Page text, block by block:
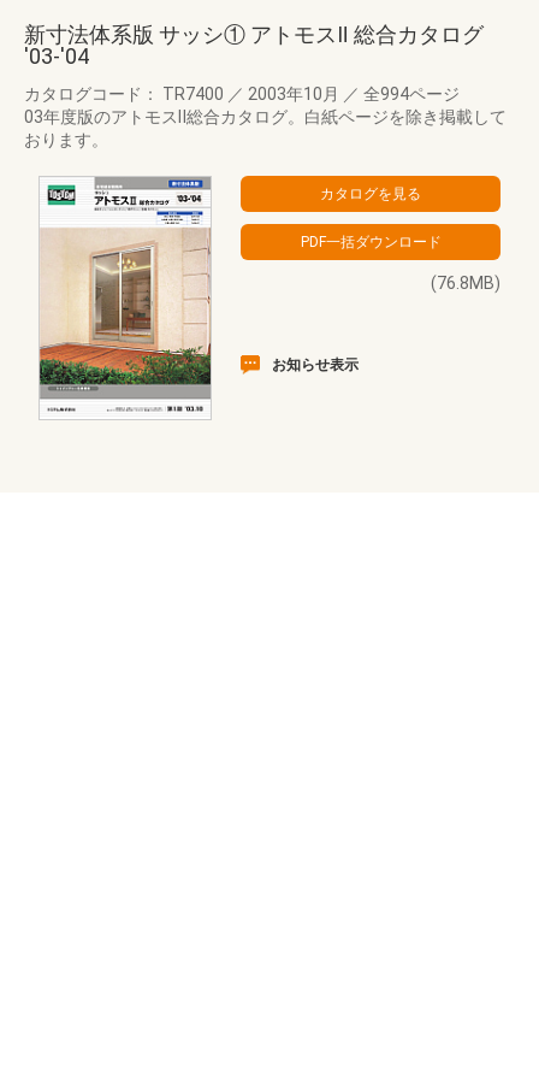
新寸法体系版 サッシ① アトモスⅡ 総合カタログ
'03-'04
カタログコード： TR7400 ／ 2003年10月 ／ 全994ページ
03年度版のアトモスⅡ総合カタログ。白紙ページを除き掲載して
おります。
(76.8MB)
お知らせ表示